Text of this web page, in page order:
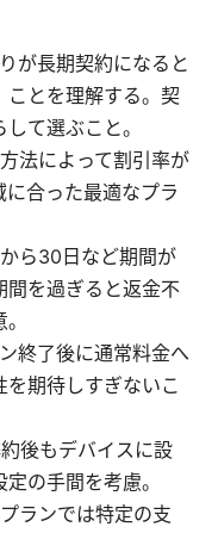
が長期契約になると
ことを理解する。契
て選ぶこと。
法によって割引率が
合った最適なプラ
ら30日など期間が
間を過ぎると返金不
終了後に通常料金へ
期待しすぎないこ
後もデバイスに設
の手間を考慮。
ランでは特定の支